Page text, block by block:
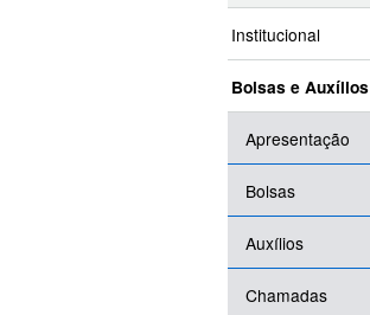
Institucional
Bolsas e Auxílios
Apresentação
Bolsas
Auxílios
Chamadas